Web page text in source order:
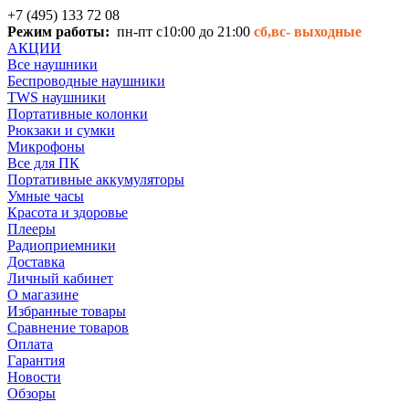
+7 (495) 133 72 08
Режим работы: пн-пт с10:00 до 21:00 сб,вс- выходные
АКЦИИ
Все наушники
Беспроводные наушники
TWS наушники
Портативные колонки
Рюкзаки и сумки
Микрофоны
Все для ПК
Портативные аккумуляторы
Умные часы
Красота и здоровье
Плееры
Радиоприемники
Доставка
Личный кабинет
О магазине
Избранные товары
Сравнение товаров
Оплата
Гарантия
Новости
Обзоры